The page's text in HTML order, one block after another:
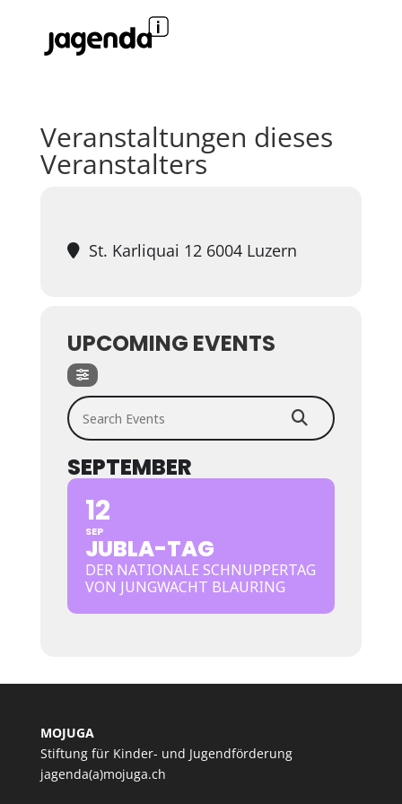
Veranstaltungen dieses
Veranstalters
St. Karliquai 12 6004 Luzern
UPCOMING EVENTS
Search Events
SEPTEMBER
12
SEP
JUBLA-TAG
DER NATIONALE SCHNUPPERTAG
VON JUNGWACHT BLAURING
MOJUGA
Stiftung für Kinder- und Jugendförderung
jagenda(a)mojuga.ch